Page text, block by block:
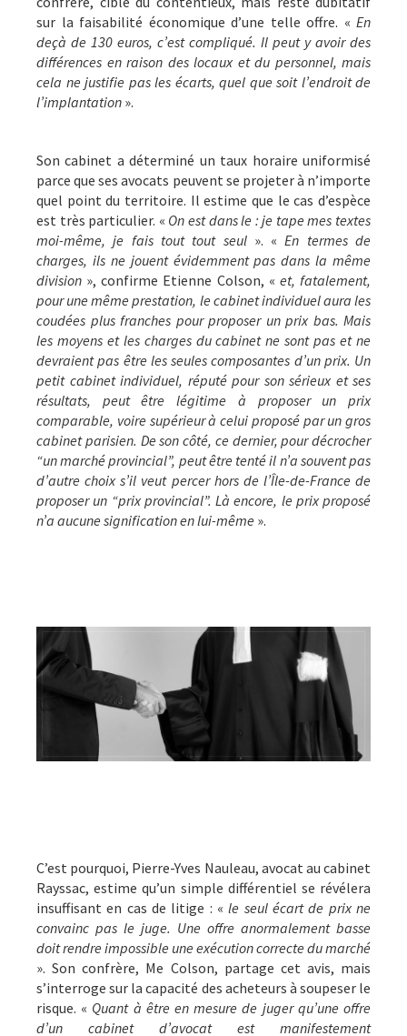
sur la faisabilité économique d’une telle offre. « En
deçà de 130 euros, c’est compliqué. Il peut y avoir des
différences en raison des locaux et du personnel, mais
cela ne justifie pas les écarts, quel que soit l’endroit de
l’implantation ».
Son cabinet a déterminé un taux horaire uniformisé
parce que ses avocats peuvent se projeter à n’importe
quel point du territoire. Il estime que le cas d’espèce
est très particulier. « On est dans le : je tape mes textes
moi-même, je fais tout tout seul». «En termes de
charges, ils ne jouent évidemment pas dans la même
division », confirme Etienne Colson, « et, fatalement,
pour une même prestation, le cabinet individuel aura les
coudées plus franches pour proposer un prix bas. Mais
les moyens et les charges du cabinet ne sont pas et ne
devraient pas être les seules composantes d’un prix. Un
petit cabinet individuel, réputé pour son sérieux et ses
résultats, peut être légitime à proposer un prix
comparable, voire supérieur à celui proposé par un gros
cabinet parisien. De son côté, ce dernier, pour décrocher
“un marché provincial”, peut être tenté il n’a souvent pas
d’autre choix s’il veut percer hors de l’Île-de-France de
proposer un “prix provincial”. Là encore, le prix proposé
n’a aucune signification en lui-même ».
C’est pourquoi, Pierre-Yves Nauleau, avocat au cabinet
Rayssac, estime qu’un simple différentiel se révélera
insuffisant en cas de litige : «le seul écart de prix ne
convainc pas le juge. Une offre anormalement basse
doit rendre impossible une exécution correcte du marché
». Son confrère, Me Colson, partage cet avis, mais
s’interroge sur la capacité des acheteurs à soupeser le
risque. « Quant à être en mesure de juger qu’une offre
d’un cabinet d’avocat est manifestement